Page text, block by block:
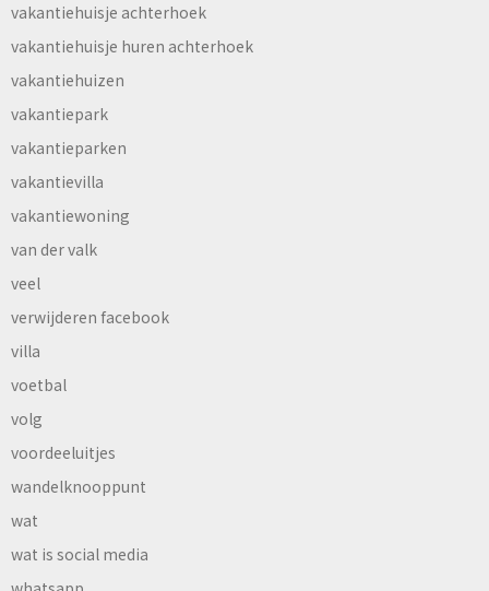
vakantiehuisje achterhoek
vakantiehuisje huren achterhoek
vakantiehuizen
vakantiepark
vakantieparken
vakantievilla
vakantiewoning
van der valk
veel
verwijderen facebook
villa
voetbal
volg
voordeeluitjes
wandelknooppunt
wat
wat is social media